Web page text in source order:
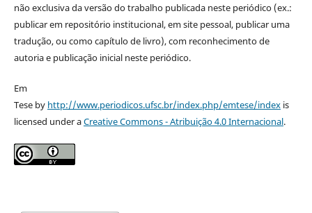
não exclusiva da versão do trabalho publicada neste periódico (ex.:
publicar em repositório institucional, em site pessoal, publicar uma
tradução, ou como capítulo de livro), com reconhecimento de
autoria e publicação inicial neste periódico.
Em
Tese by http://www.periodicos.ufsc.br/index.php/emtese/indexis
licensed under aCreative Commons - Atribuição 4.0 Internacional.